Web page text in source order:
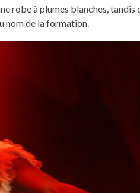
robe à plumes blanches, tandis
nom de la formation.